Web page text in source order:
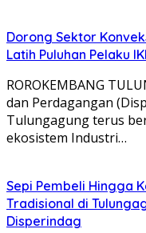
Dorong Sektor
Latih Puluhan Pelaku
​ROROKEMBANG
dan Perdagangan
Tulungagung terus
ekosistem Industri…
Sepi Pembeli Hingga
Tradisional di
Disperindag